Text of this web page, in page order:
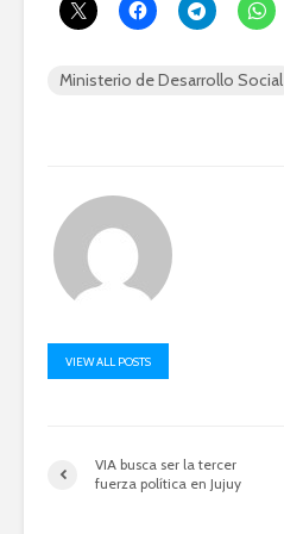
Ministerio de Desarrollo Social
VIEW ALL POSTS
VIA busca ser la tercer
fuerza política en Jujuy